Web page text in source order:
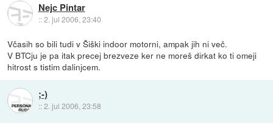
Nejc Pintar
::2. jul 2006, 23:40
Včasih so bili tudi v Šiški indoor motorni, ampak jih ni več.
V BTCju je pa itak precej brezveze ker ne moreš dirkat ko ti omeji
hitrost s tistim dalinjcem.
;-)
::2. jul 2006, 23:58